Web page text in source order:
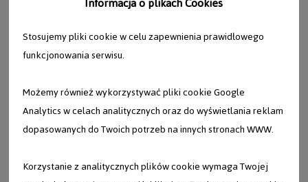
Stosujemy pliki cookie w celu zapewnienia prawidłowego
funkcjonowania serwisu.
Możemy również wykorzystywać pliki cookie Google
Analytics w celach analitycznych oraz do wyświetlania reklam
dopasowanych do Twoich potrzeb na innych stronach WWW.
Korzystanie z analitycznych plików cookie wymaga Twojej